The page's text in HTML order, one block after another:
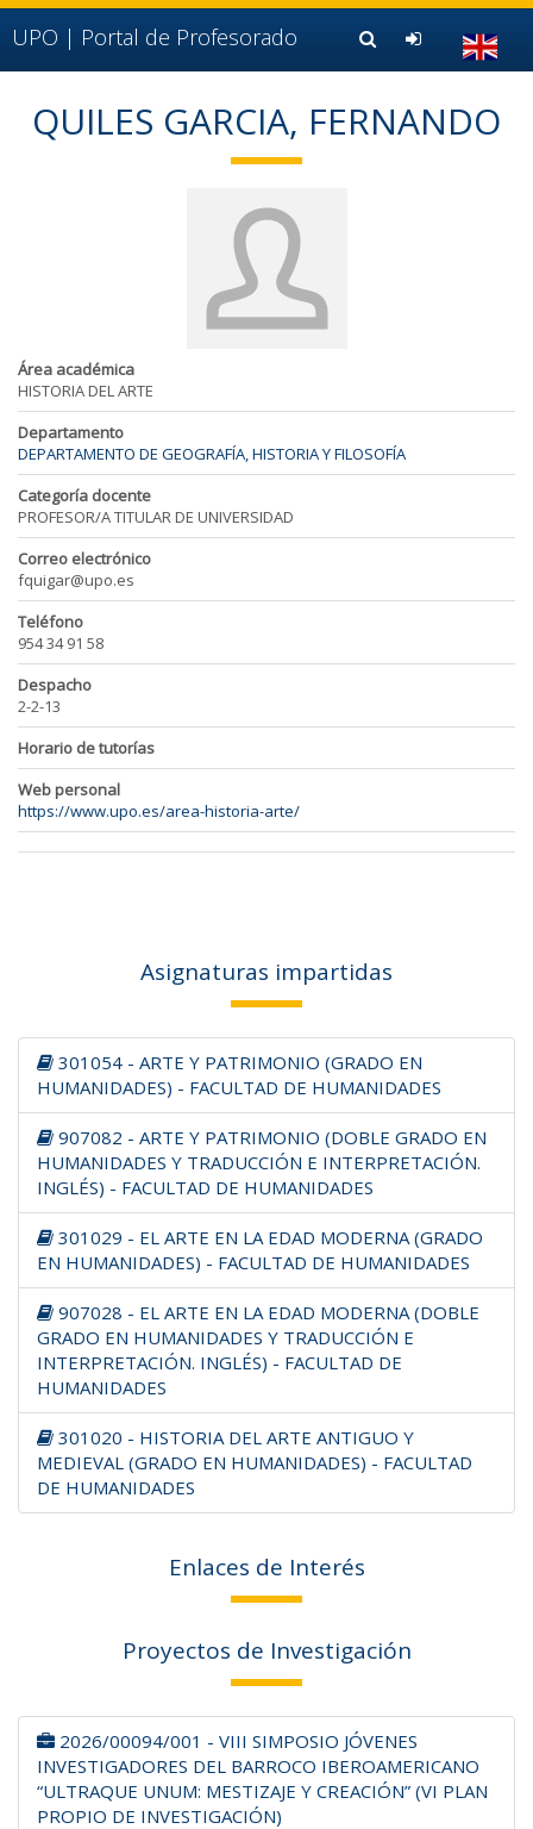
Ir al contenido principal de la página (alt + s)
Ir a la cabecera de la página (alt + c)
Ir al pie de la página (alt + p)
Ir al menú principal (alt + u)
UPO | Portal de Profesorado
QUILES GARCIA, FERNANDO
Área académica
HISTORIA DEL ARTE
Departamento
DEPARTAMENTO DE GEOGRAFÍA, HISTORIA Y FILOSOFÍA
Categoría docente
PROFESOR/A TITULAR DE UNIVERSIDAD
Correo electrónico
fquigar@upo.es
Teléfono
954 34 91 58
Despacho
2-2-13
Horario de tutorías
Web personal
https://www.upo.es/area-historia-arte/
Asignaturas impartidas
301054 - ARTE Y PATRIMONIO (GRADO EN
HUMANIDADES) - FACULTAD DE HUMANIDADES
907082 - ARTE Y PATRIMONIO (DOBLE GRADO EN
HUMANIDADES Y TRADUCCIÓN E INTERPRETACIÓN.
INGLÉS) - FACULTAD DE HUMANIDADES
301029 - EL ARTE EN LA EDAD MODERNA (GRADO
EN HUMANIDADES) - FACULTAD DE HUMANIDADES
907028 - EL ARTE EN LA EDAD MODERNA (DOBLE
GRADO EN HUMANIDADES Y TRADUCCIÓN E
INTERPRETACIÓN. INGLÉS) - FACULTAD DE
HUMANIDADES
301020 - HISTORIA DEL ARTE ANTIGUO Y
MEDIEVAL (GRADO EN HUMANIDADES) - FACULTAD
DE HUMANIDADES
Enlaces de Interés
Proyectos de Investigación
2026/00094/001 - VIII SIMPOSIO JÓVENES
INVESTIGADORES DEL BARROCO IBEROAMERICANO
“ULTRAQUE UNUM: MESTIZAJE Y CREACIÓN” (VI PLAN
PROPIO DE INVESTIGACIÓN)